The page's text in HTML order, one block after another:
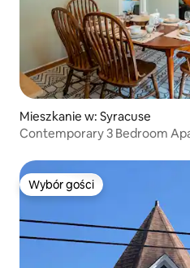
Mieszkanie w: Syracuse
Contemporary 3 Bedroom
Wybór gości
Wybór gości